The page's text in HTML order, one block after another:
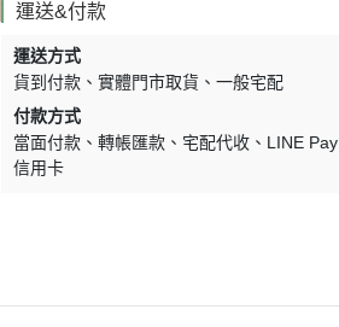
運送&付款
運送方式
貨到付款
實體門市取貨
一般宅配
付款方式
當面付款
轉帳匯款 宅配代收 LINE Pay
信用卡